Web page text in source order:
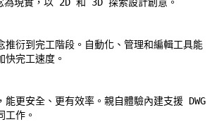
為現實，以 2D 和 3D 探索設計創意。
推衍到完工階段。自動化、管理和編輯工具能
快完工速度。
更安全、更有效率。親自體驗內建支援 DWG
工作。